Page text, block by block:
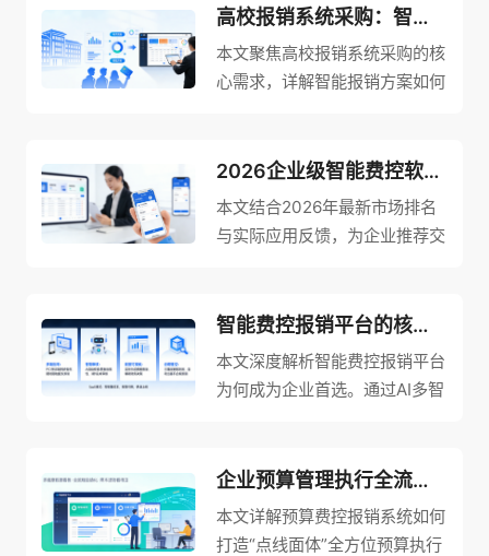
OCR智能审核、费用动态监控
与风险预警，系统重构制造业费
控体系，帮助企业实现从“节流”
高校报销系统采购：智能方案赋能校园费控管理降本提效！
本文聚焦高校报销系统采购的核
心需求，详解智能报销方案如何
准管控与数据统计分析，系统有
效破解传统报销流程繁琐、监管
难等痛点，实现降本提效，为高
2026企业级智能费控软件市场排名Top推荐
本文结合2026年最新市场排名
与实际应用反馈，为企业推荐交
个性化交互设置到全球化合规适
配，全面解析选型要点，并提供
官方下载指南与免费试用建议，
智能费控报销平台的核心优势：为什么企业都选SaaS报销系统？
本文深度解析智能费控报销平台
为何成为企业首选。通过AI多智
集成的费用管理生态，让费控系
统从执行工具进化为可学习、可
预测的“智能中枢”，这正是
企业预算管理执行全流程与费控报销解决方案
本文详解预算费控报销系统如何
打造“点线面体”全方位预算执行